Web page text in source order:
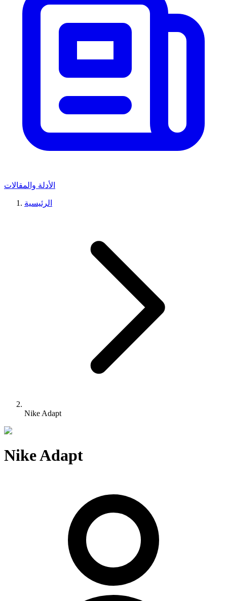
الأدلة والمقالات
الرئيسية
Nike Adapt
Nike Adapt